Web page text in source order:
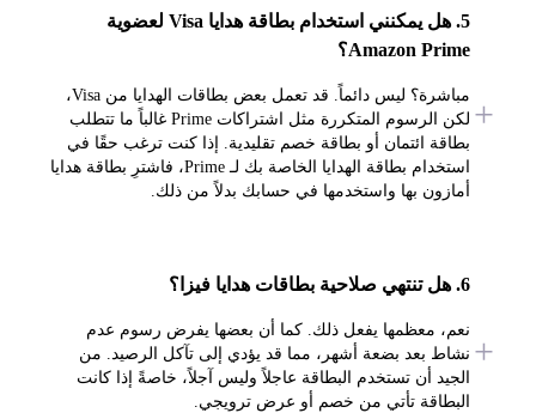
5. هل يمكنني استخدام بطاقة هدايا Visa لعضوية
Amazon Prime؟
مباشرة؟ ليس دائماً. قد تعمل بعض بطاقات الهدايا من Visa،
لكن الرسوم المتكررة مثل اشتراكات Prime غالباً ما تتطلب
بطاقة ائتمان أو بطاقة خصم تقليدية. إذا كنت ترغب حقًا في
استخدام بطاقة الهدايا الخاصة بك لـ Prime، فاشترِ بطاقة هدايا
أمازون بها واستخدمها في حسابك بدلاً من ذلك.
نعم، معظمها يفعل ذلك. كما أن بعضها يفرض رسوم عدم
نشاط بعد بضعة أشهر، مما قد يؤدي إلى تآكل الرصيد. من
الجيد أن تستخدم البطاقة عاجلاً وليس آجلاً، خاصةً إذا كانت
البطاقة تأتي من خصم أو عرض ترويجي.